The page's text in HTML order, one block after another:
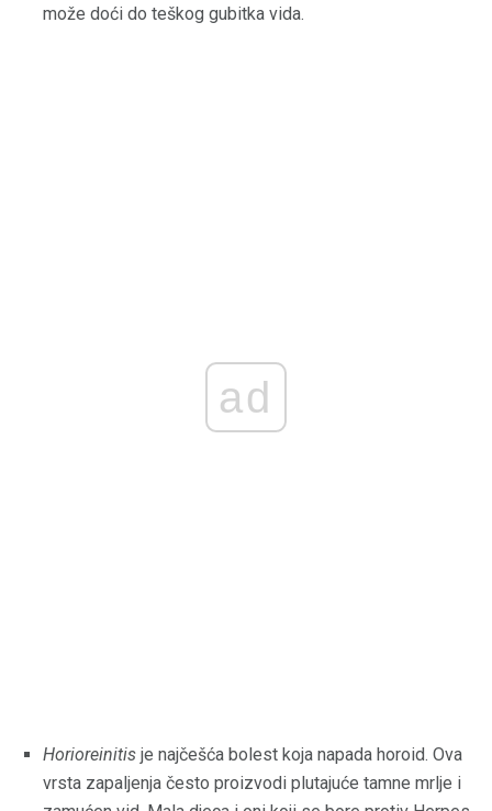
može doći do teškog gubitka vida.
ad
Horioreinitis je najčešća bolest koja napada horoid. Ova
vrsta zapaljenja često proizvodi plutajuće tamne mrlje i